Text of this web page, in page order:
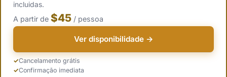
incluidas.
A partir de $45 / pessoa
Ver disponibilidade →
Cancelamento grátis
Confirmação imediata